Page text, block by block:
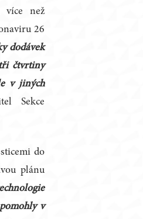
více než
26
dodávek
čtvrtiny
v jiných
Sekce
do
plánu
v